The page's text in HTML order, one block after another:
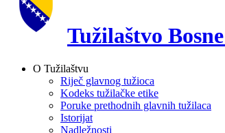
Tužilaštvo
O Tužilaštvu
Riječ glavnog tužioca
Kodeks tužilačke etike
Poruke prethodnih glavnih tužilaca
Istorijat
Nadležnosti